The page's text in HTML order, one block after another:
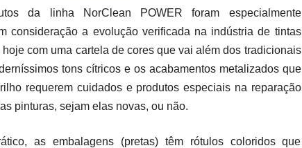
da linha NorClean POWER foram especialmente
consideração a evolução verificada na indústria de tintas
com uma cartela de cores que vai além dos tradicionais
tons cítricos e os acabamentos metalizados que
requerem cuidados e produtos especiais na reparação
pinturas, sejam elas novas, ou não.
as embalagens (pretas) têm rótulos coloridos que